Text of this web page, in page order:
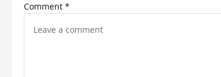
i
Comment *